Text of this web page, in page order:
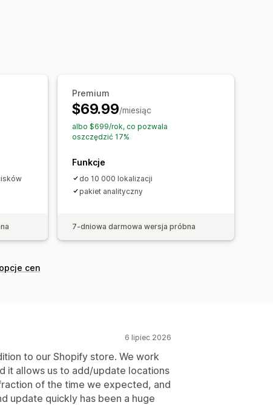
filtry
Premium
$69.99/miesiąc
albo $699/rok, co pozwala
oszczędzić 17%
Funkcje
do 10 000 lokalizacji
pakiet analityczny
7-dniowa darmowa wersja próbna
cen
6 lipiec 2026
to our Shopify store. We work
it allows us to add/update locations
of the time we expected, and
update quickly has been a huge